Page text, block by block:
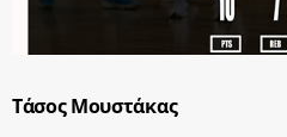
Τάσος Μουστάκας